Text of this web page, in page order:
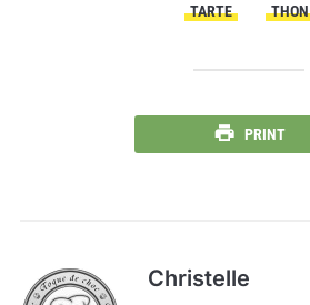
TARTE
THON
PRINT
Christelle